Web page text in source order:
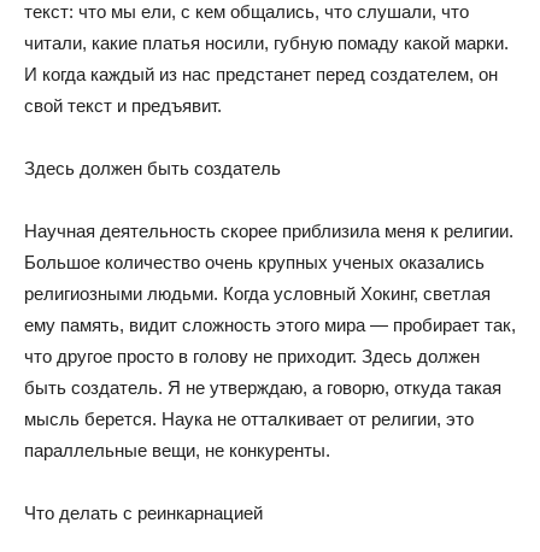
текст: что мы ели, с кем общались, что слушали, что
читали, какие платья носили, губную помаду какой марки.
И когда каждый из нас предстанет перед создателем, он
свой текст и предъявит.
Здесь должен быть создатель
Научная деятельность скорее приблизила меня к религии.
Большое количество очень крупных ученых оказались
религиозными людьми. Когда условный Хокинг, светлая
ему память, видит сложность этого мира — пробирает так,
что другое просто в голову не приходит. Здесь должен
быть создатель. Я не утверждаю, а говорю, откуда такая
мысль берется. Наука не отталкивает от религии, это
параллельные вещи, не конкуренты.
Что делать с реинкарнацией